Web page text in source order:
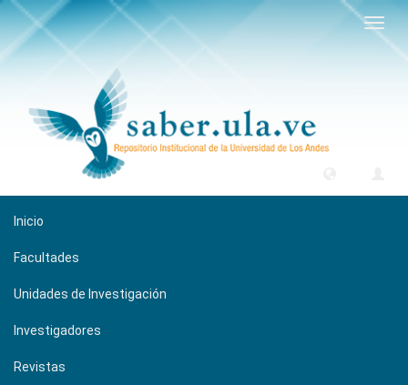
Inicio
Facultades
Unidades de Investigación
Investigadores
Revistas